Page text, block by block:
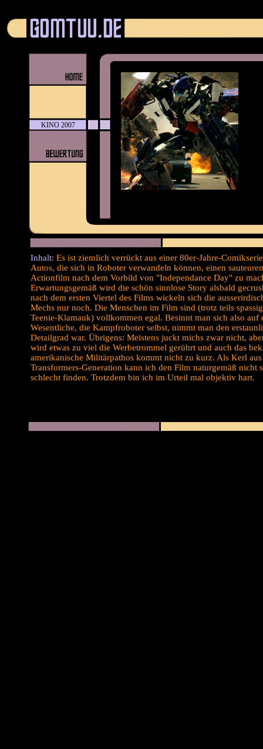
Inhalt: Es ist ziemlich verrückt aus einer 80er-Jahre-
Autos, die sich in Roboter verwandeln können, einen sauteuren
Actionfilm nach dem Vorbild von "Independance Day" zu
Erwartungsgemäß wird die schön sinnlose Story alsbald
nach dem ersten Viertel des Films wickeln sich die
Mechs nur noch. Die Menschen im Film sind (trotz teils
Teenie-Klamauk) vollkommen egal. Besinnt man sich also auf
Wesentliche, die Kampfroboter selbst, nimmt man den
Detailgrad war. Übrigens: Meistens juckt michs zwar nicht,
wird etwas zu viel die Werbetrommel gerührt und auch das
amerikanische Militärpathos kommt nicht zu kurz. Als Kerl
Transformers-Generation kann ich den Film naturgemäß nicht
schlecht finden. Trotzdem bin ich im Urteil mal objektiv hart.
KINO 2007